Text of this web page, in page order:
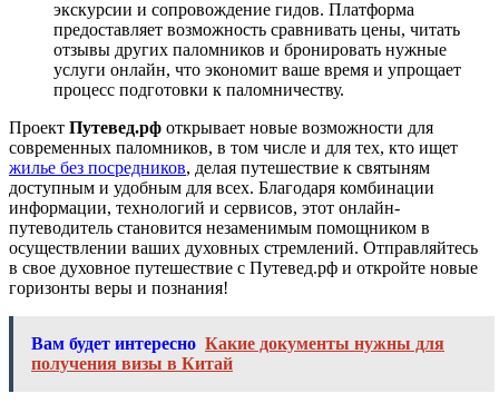
экскурсии и сопровождение гидов. Платформа
предоставляет возможность сравнивать цены, читать
отзывы других паломников и бронировать нужные
услуги онлайн, что экономит ваше время и упрощает
процесс подготовки к паломничеству.
Проект Путевед.рф открывает новые возможности для
современных паломников, в том числе и для тех, кто ищет
жилье без посредников, делая путешествие к святыням
доступным и удобным для всех. Благодаря комбинации
информации, технологий и сервисов, этот онлайн-
путеводитель становится незаменимым помощником в
осуществлении ваших духовных стремлений. Отправляйтесь
в свое духовное путешествие с Путевед.рф и откройте новые
горизонты веры и познания!
Вам будет интересно Какие документы нужны для
получения визы в Китай